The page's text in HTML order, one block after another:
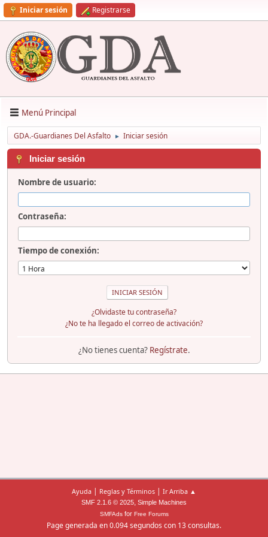
Iniciar sesión Registrarse
Menú Principal
GDA.-Guardianes Del Asfalto ► Iniciar sesión
Iniciar sesión
Nombre de usuario:
Contraseña:
Tiempo de conexión:
¿Olvidaste tu contraseña?
¿No te ha llegado el correo de activación?
¿No tienes cuenta? Regístrate.
Ayuda | Reglas y Términos | Ir Arriba ▲
SMF 2.1.6 © 2025, Simple Machines
SMFAdsfor Free Forums
Page generada en 0.094 segundos con 13 consultas.